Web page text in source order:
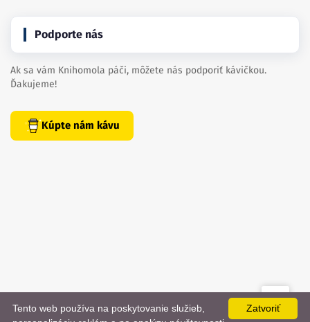
Podporte nás
Ak sa vám Knihomola páči, môžete nás podporiť kávičkou.
Ďakujeme!
Kúpte nám kávu
Zatvoriť
Tento web používa na poskytovanie služieb,